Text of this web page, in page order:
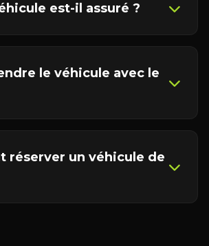
est-il assuré ?
le véhicule avec le
réserver un véhicule de